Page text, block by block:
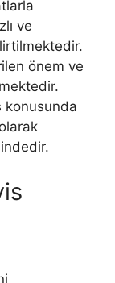
ve
önem ve
konusunda